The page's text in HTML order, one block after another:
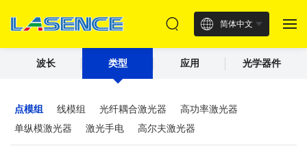
简体中文
波长 类型 应用 光学器件
点模组 线模组 光纤耦合激光器
高功率激光器
单纵模激光器
激光手电 高尔夫激光器